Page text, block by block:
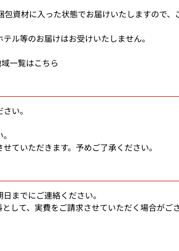
資材に入った状態でお届けいたしますので、
ル等のお届けはお受けいたしません。
一覧はこちら
い。
ていただきます。予めご了承ください。
までにご連絡ください。
して、実費をご請求させていただく場合がござ